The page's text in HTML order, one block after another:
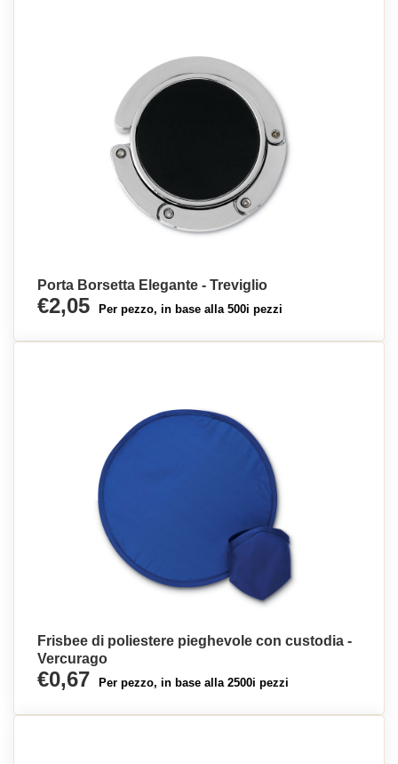
Porta Borsetta Elegante - Treviglio
€2,05 Per pezzo, in base alla 500i pezzi
Frisbee di poliestere pieghevole con custodia -
Vercurago
€0,67 Per pezzo, in base alla 2500i pezzi